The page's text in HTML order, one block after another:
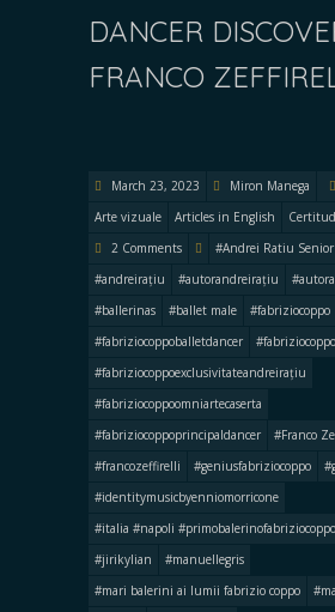
DANCER
FRANCO
March 23, 2023 Miron Manega
Arte vizuale
Articles in English
2 Comments
#Andrei Ratiu
#andreirațiu
#autorandreirațiu
#ballerinas
#ballet male
#fabriziocoppo
#fabriziocoppoballetdancer
#fabriziocoppoexclusivitateandreirațiu
#fabriziocoppoomniartecaserta
#fabriziocoppoprincipaldancer
#Franco
#francozeffirelli
#geniusfabriziocoppo
#identitymusicbyenniomorricone
#italia #napoli #primobalerinofabriziocoppo
#jirikylian
#manuellegris
#mari balerini ai lumii fabrizio coppo